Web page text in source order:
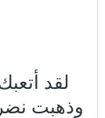
لقد
وذهبت